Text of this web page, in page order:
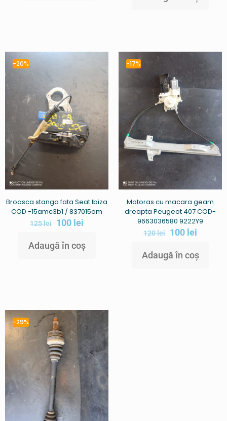
-20%
Broasca stanga fata Seat Ibiza
COD -15amc3b1 / 837015am
125lei 100 lei
Adaugă în coș
-17%
Motoras cu macara geam
dreapta Peugeot 407 COD-
9663036580 9222Y9
120lei 100 lei
Adaugă în coș
-29%